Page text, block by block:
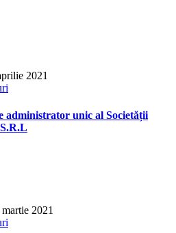
2021
administrator unic al Societății
martie 2021